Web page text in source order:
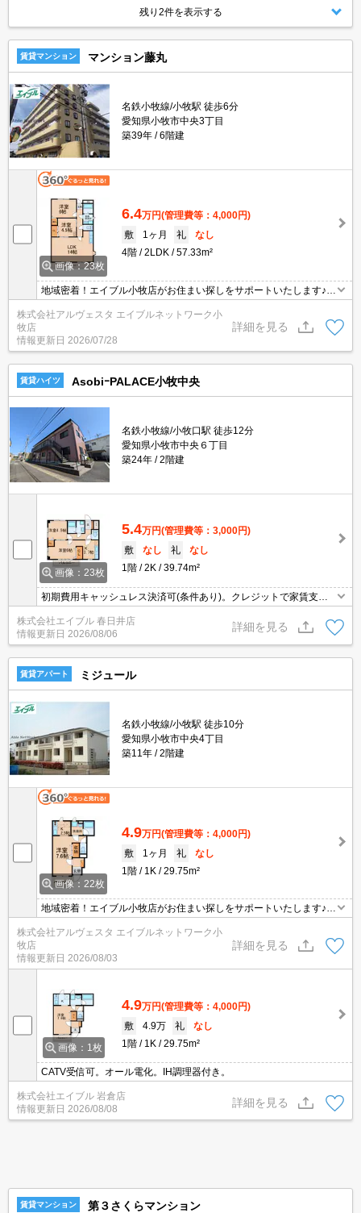
残り2件を表示する
賃貸マンション マンション藤丸
名鉄小牧線/小牧駅 徒歩6分
愛知県小牧市中央3丁目
築39年
6階建
画像：23枚
6.4万円(管理費等：4,000円)
敷
1ヶ月 礼
なし
4階
2LDK 57.33m²
地域密着！エイブル小牧店がお住まい探しをサポートいたします♪エ
レベーター完備！小牧の中心地で周辺環境良好です♪
株式会社アルヴェスタ エイブルネットワーク小
牧店
情報更新日 2026/07/28
詳細を見る
賃貸ハイツ AsobiｰPALACE小牧中央
名鉄小牧線/小牧口駅 徒歩12分
愛知県小牧市中央６丁目
築24年
2階建
画像：23枚
5.4万円(管理費等：3,000円)
敷
なし 礼
なし
1階
2K 39.74m²
初期費用キャッシュレス決済可(条件あり)。クレジットで家賃支払
可。暖房便座付き。イオンへ450mで買物便利。2026年8月よりイン
ターネット接続無料。
株式会社エイブル 春日井店
情報更新日 2026/08/06
詳細を見る
賃貸アパート ミジュール
名鉄小牧線/小牧駅 徒歩10分
愛知県小牧市中央4丁目
築11年
2階建
画像：22枚
4.9万円(管理費等：4,000円)
敷
1ヶ月 礼
なし
1階
1K 29.75m²
地域密着！エイブル小牧店がお住まい探しをサポートいたします♪
株式会社アルヴェスタ エイブルネットワーク小
牧店
情報更新日 2026/08/03
詳細を見る
画像：1枚
4.9万円(管理費等：4,000円)
敷
4.9万 礼
なし
1階
1K 29.75m²
CATV受信可。オール電化。IH調理器付き。
株式会社エイブル 岩倉店
情報更新日 2026/08/08
詳細を見る
賃貸マンション 第３さくらマンション